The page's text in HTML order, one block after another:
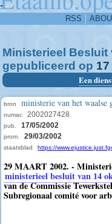
-
RSS
Ministerieel Besluit
gepubliceerd op 17
Een
bron ministerie van het waalse
numac 2002027428
pub. 17/05/2002
prom. 29/03/2002
staatsblad https://
29 MAART 2002. -
ministerieel besluit van 14
van de Commissie
Subregionaal comité voor